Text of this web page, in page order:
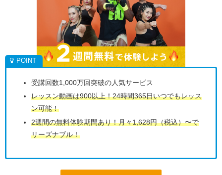
受講回数1,000万回突破の人気サービス
レッスン動画は900以上！24時間365日いつでもレッス
ン可能！
2週間の無料体験期間あり！月々1,628円（税込）〜で
リーズナブル！